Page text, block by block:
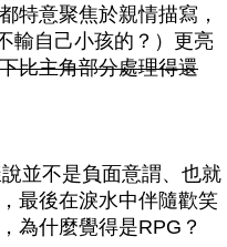
特意聚焦於親情描寫，
輸自己小孩的？）更亮
比主角部分處理得還
並不是負面意謂、也就
最後在淚水中伴隨歡笑
為什麼覺得是RPG？